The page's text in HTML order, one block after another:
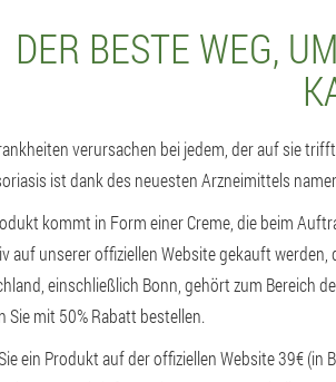
DER BESTE WEG,
verursachen bei jedem, der auf sie
ist dank des neuesten Arzneimittels
kommt in Form einer Creme, die beim
auf unserer offiziellen Website gekauft
einschließlich Bonn, gehört zum Bereich
Sie mit 50% Rabatt bestellen.
ein Produkt auf der offiziellen Website 39€